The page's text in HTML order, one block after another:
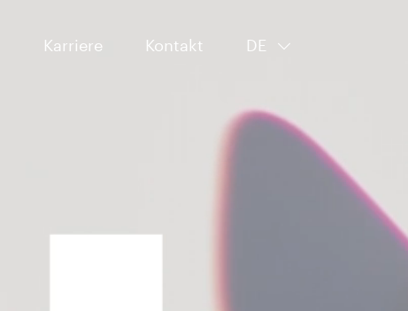
Karriere Kontakt DE